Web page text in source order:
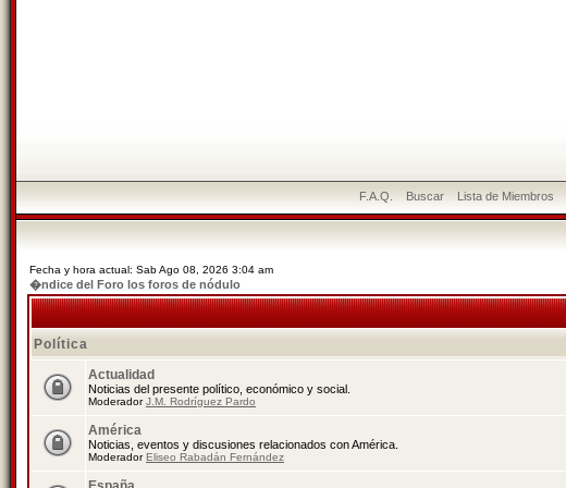
F.A.Q. Buscar Lista de Miembros
Fecha y hora actual: Sab Ago 08, 2026 3:04 am
�ndice del Foro los foros de nódulo
Política
Actualidad
Noticias del presente político, económico y social.
ModeradorJ.M. Rodríguez Pardo
América
Noticias, eventos y discusiones relacionados con América.
ModeradorEliseo Rabadán Fernández